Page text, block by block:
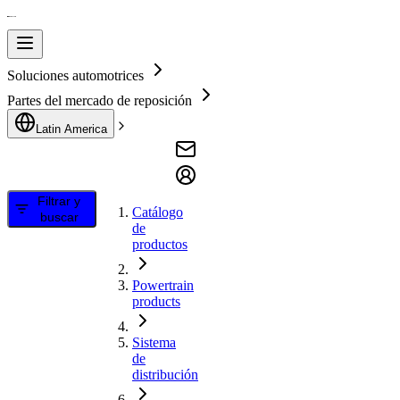
Soluciones automotrices
Partes del mercado de reposición
Latin America
Filtrar y
buscar
Catálogo
de
productos
Powertrain
products
Sistema
de
distribución